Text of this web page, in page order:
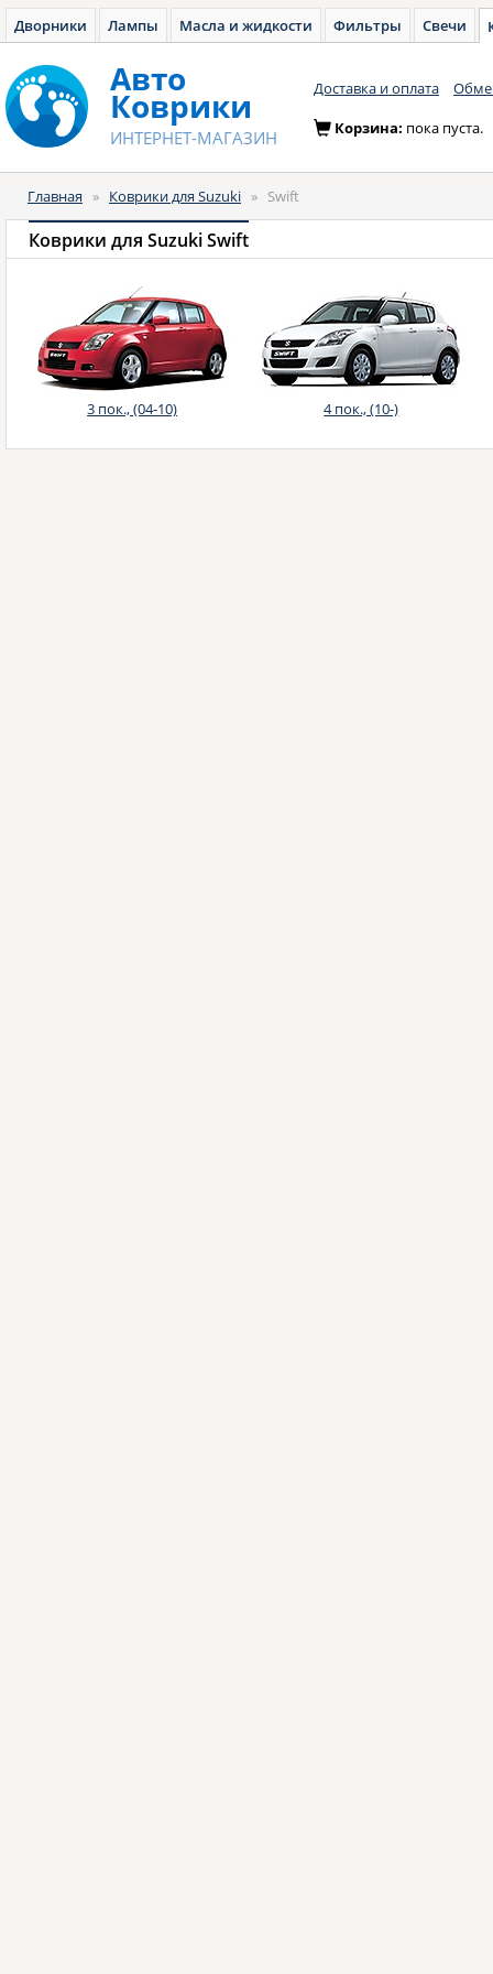
Дворники Лампы Масла и жидкости Фильтры Свечи
Авто
Коврики
ИНТЕРНЕТ-МАГАЗИН
Доставка и оплата
Корзина: пока пуста.
Главная » Коврики для Suzuki » Swift
Коврики для Suzuki Swift
3 пок., (04-10) 4 пок., (10-)